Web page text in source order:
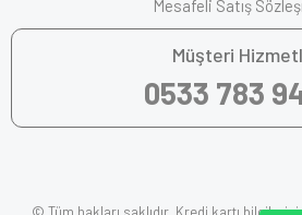
Mesafeli Satış
Müşteri
0533 783